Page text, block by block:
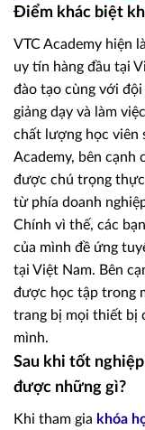
Điểm khác biệt
VTC Academy hiện
uy tín hàng đầu tại
đào tạo cùng với đội
giảng dạy và làm
chất lượng học viên
Academy, bên cạnh
được chú trọng
từ phía doanh
Chính vì thế, các
của mình đề ứng
tại Việt Nam. Bên
được học tập trong
trang bị mọi thiết bị
mình.
Sau khi tốt
được những gì?
Khi tham gia khóa